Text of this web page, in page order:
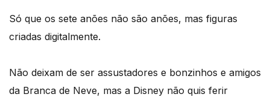
Só que os sete anões não são anões, mas figuras
criadas digitalmente.
Não deixam de ser assustadores e bonzinhos e amigos
da Branca de Neve, mas a Disney não quis ferir